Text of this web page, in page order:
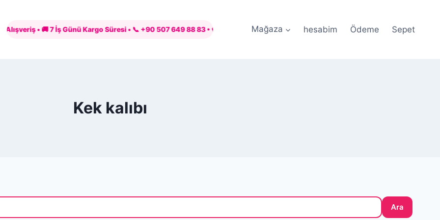
• 🚚 7 İş Günü Kargo Süresi • 📞 +90 507 649 88 83 • 💳 PayTR ile Güvenli Ödeme • 🎀 Özel Tasarım Silikon Kalıplar •
Mağaza hesabim Ödeme Sepet
Kek kalıbı
Ara